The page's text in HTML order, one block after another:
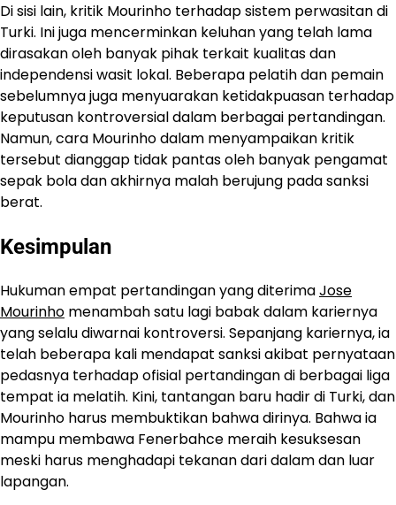
Di sisi lain, kritik Mourinho terhadap sistem perwasitan di
Turki. Ini juga mencerminkan keluhan yang telah lama
dirasakan oleh banyak pihak terkait kualitas dan
independensi wasit lokal. Beberapa pelatih dan pemain
sebelumnya juga menyuarakan ketidakpuasan terhadap
keputusan kontroversial dalam berbagai pertandingan.
Namun, cara Mourinho dalam menyampaikan kritik
tersebut dianggap tidak pantas oleh banyak pengamat
sepak bola dan akhirnya malah berujung pada sanksi
berat.
Kesimpulan
Hukuman empat pertandingan yang diterimaJose
Mourinho menambah satu lagi babak dalam kariernya
yang selalu diwarnai kontroversi. Sepanjang kariernya, ia
telah beberapa kali mendapat sanksi akibat pernyataan
pedasnya terhadap ofisial pertandingan di berbagai liga
tempat ia melatih. Kini, tantangan baru hadir di Turki, dan
Mourinho harus membuktikan bahwa dirinya. Bahwa ia
mampu membawa Fenerbahce meraih kesuksesan
meski harus menghadapi tekanan dari dalam dan luar
lapangan.